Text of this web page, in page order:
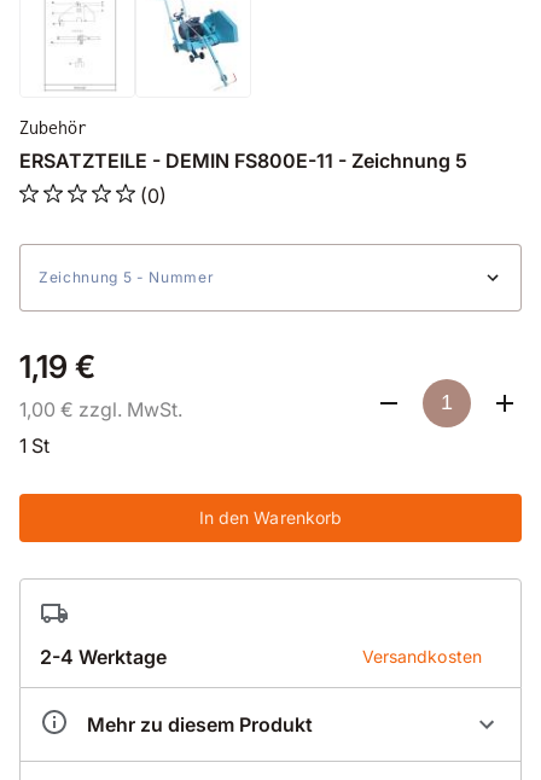
Zubehör
ERSATZTEILE - DEMIN FS800E-11 - Zeichnung 5
(0)
Zeichnung 5 - Nummer
1,19 €
1,00 € zzgl. MwSt.
1 St
In den Warenkorb
2-4 Werktage Versandkosten
Mehr zu diesem Produkt